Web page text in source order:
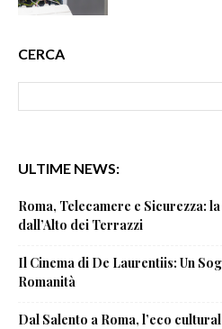
CERCA
ULTIME NEWS:
Roma, Telecamere e Sicurezza:
dall’Alto dei Terrazzi
Il Cinema di De Laurentiis: Un
Romanità
Dal Salento a Roma, l’eco